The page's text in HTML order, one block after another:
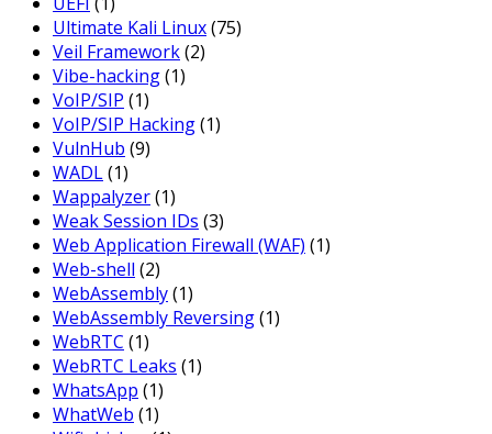
Ultimate Kali Linux(75)
Veil Framework(2)
Vibe-hacking(1)
VoIP/SIP (1)
VoIP/SIP Hacking(1)
VulnHub (9)
WADL(1)
Wappalyzer(1)
Weak Session IDs (3)
Web Application Firewall (WAF) (1)
Web-shell (2)
WebAssembly(1)
WebAssembly Reversing(1)
WebRTC (1)
WebRTC Leaks (1)
WhatsApp (1)
WhatWeb (1)